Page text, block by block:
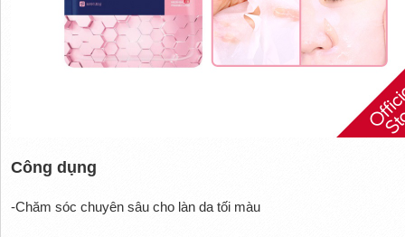
Công dụng
-Chăm sóc chuyên sâu cho làn da tối màu